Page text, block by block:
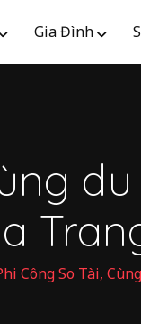
Gia Đình
Công So Tài,